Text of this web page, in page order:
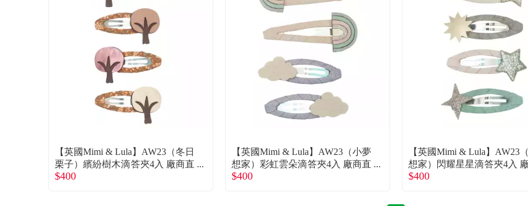
【英國Mimi & Lula】AW23（冬日
栗子）繽紛樹木滴答夾4入 廠商直
送
$400
【英國Mimi & Lula】AW23（小夢
想家）彩虹雲朵滴答夾4入 廠商直
送
$400
【英國Mimi & Lula】AW23
想家）閃耀星星滴答夾4入
送
$400